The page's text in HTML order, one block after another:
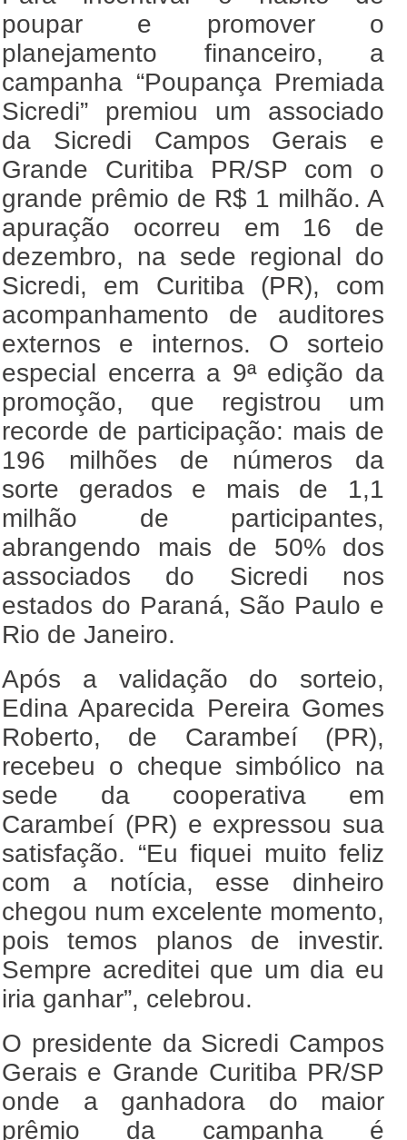
poupar e promover o
planejamento financeiro, a
campanha “Poupança Premiada
Sicredi” premiou um associado
da Sicredi Campos Gerais e
Grande Curitiba PR/SP com o
grande prêmio de R$ 1 milhão. A
apuração ocorreu em 16 de
dezembro, na sede regional do
Sicredi, em Curitiba (PR), com
acompanhamento de auditores
externos e internos. O sorteio
especial encerra a 9ª edição da
promoção, que registrou um
recorde de participação: mais de
196 milhões de números da
sorte gerados e mais de 1,1
milhão de participantes,
abrangendo mais de 50% dos
associados do Sicredi nos
estados do Paraná, São Paulo e
Rio de Janeiro.
Após a validação do sorteio,
Edina Aparecida Pereira Gomes
Roberto, de Carambeí (PR),
recebeu o cheque simbólico na
sede da cooperativa em
Carambeí (PR) e expressou sua
satisfação. “Eu fiquei muito feliz
com a notícia, esse dinheiro
chegou num excelente momento,
pois temos planos de investir.
Sempre acreditei que um dia eu
iria ganhar”, celebrou.
O presidente da Sicredi Campos
Gerais e Grande Curitiba PR/SP
onde a ganhadora do maior
prêmio da campanha é